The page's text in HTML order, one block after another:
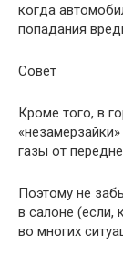
когда
попадания
Совет
Кроме того, в
газы от
Поэтому не
в салоне (если,
во многих